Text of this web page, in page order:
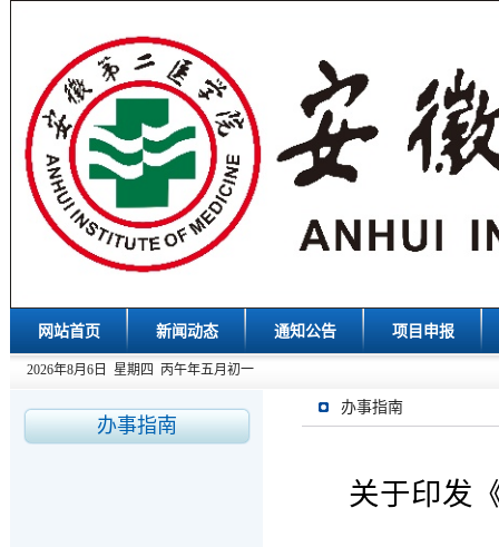
网站首页 新闻动态 通知公告 项目申报
2026年8月6日 星期四 丙午年五月初一
办事指南
办事指南
关于印发